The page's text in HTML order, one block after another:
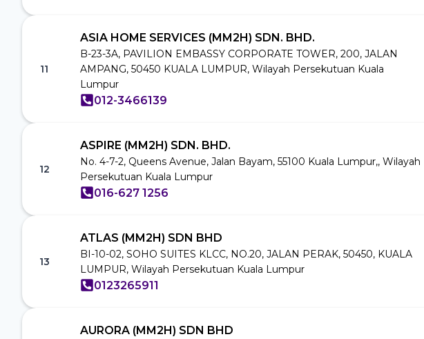
11
ASIA HOME SERVICES (MM2H) SDN. BHD.
B-23-3A, PAVILION EMBASSY CORPORATE TOWER, 200, JALAN
AMPANG, 50450 KUALA LUMPUR, Wilayah Persekutuan Kuala
Lumpur
012-3466139
12
ASPIRE (MM2H) SDN. BHD.
No. 4-7-2, Queens Avenue, Jalan Bayam, 55100 Kuala Lumpur,, Wilayah
Persekutuan Kuala Lumpur
016-627 1256
13
ATLAS (MM2H) SDN BHD
BI-10-02, SOHO SUITES KLCC, NO.20, JALAN PERAK, 50450, KUALA
LUMPUR, Wilayah Persekutuan Kuala Lumpur
0123265911
AURORA (MM2H) SDN BHD